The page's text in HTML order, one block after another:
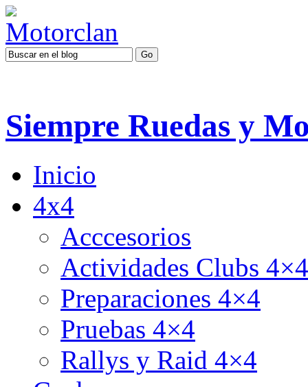
Siempre Ruedas y
Inicio
4x4
Acccesorios
Actividades Clubs 4×4
Preparaciones 4×4
Pruebas 4×4
Rallys y Raid 4×4